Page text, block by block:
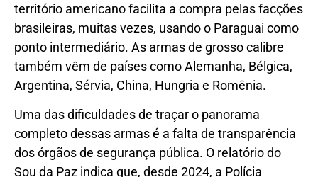
território americano facilita a compra pelas facções
brasileiras, muitas vezes, usando o Paraguai como
ponto intermediário. As armas de grosso calibre
também vêm de países como Alemanha, Bélgica,
Argentina, Sérvia, China, Hungria e Romênia.
Uma das dificuldades de traçar o panorama
completo dessas armas é a falta de transparência
dos órgãos de segurança pública. O relatório do
Sou da Paz indica que, desde 2024, a Polícia